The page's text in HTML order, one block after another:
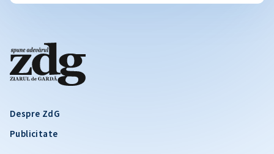
Despre ZdG
Publicitate